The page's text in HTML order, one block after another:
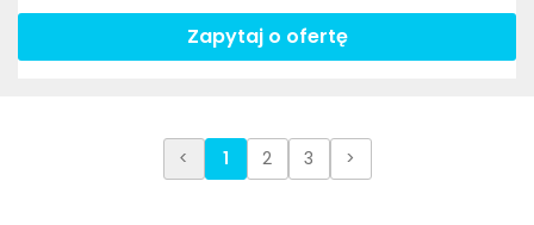
Zapytaj o ofertę
< 1 2 3 >